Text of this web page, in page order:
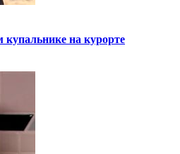
купальнике на курорте